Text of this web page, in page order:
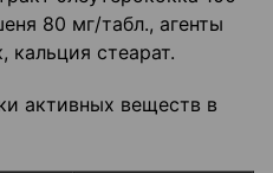
80 мг/табл., агенты
стеарат.
активных веществ в